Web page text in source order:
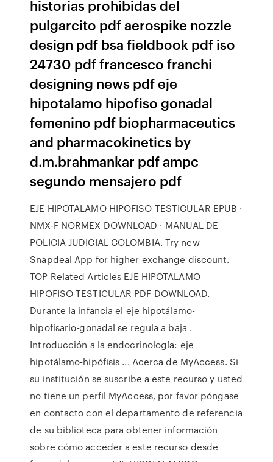
historias prohibidas del
pulgarcito pdf aerospike nozzle
design pdf bsa fieldbook pdf iso
24730 pdf francesco franchi
designing news pdf eje
hipotalamo hipofiso gonadal
femenino pdf biopharmaceutics
and pharmacokinetics by
d.m.brahmankar pdf ampc
segundo mensajero pdf
EJE HIPOTALAMO HIPOFISO TESTICULAR EPUB ·
NMX-F NORMEX DOWNLOAD · MANUAL DE
POLICIA JUDICIAL COLOMBIA. Try new
Snapdeal App for higher exchange discount.
TOP Related Articles EJE HIPOTALAMO
HIPOFISO TESTICULAR PDF DOWNLOAD.
Durante la infancia el eje hipotálamo-
hipofisario-gonadal se regula a baja .
Introducción a la endocrinología: eje
hipotálamo-hipófisis ... Acerca de MyAccess. Si
su institución se suscribe a este recurso y usted
no tiene un perfil MyAccess, por favor póngase
en contacto con el departamento de referencia
de su biblioteca para obtener información
sobre cómo acceder a este recurso desde